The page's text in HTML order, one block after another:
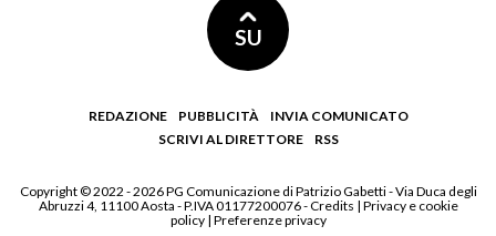
SU
REDAZIONE PUBBLICITÀ
INVIA COMUNICATO
SCRIVI AL DIRETTORE
RSS
Copyright © 2022 - 2026 PG Comunicazione di Patrizio Gabetti - Via Duca degli
Abruzzi 4, 11100 Aosta - P.IVA 01177200076 -Credits | Privacy e cookie
policy| Preferenze privacy